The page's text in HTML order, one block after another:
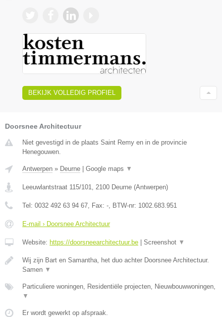
BEKIJK VOLLEDIG PROFIEL
Doorsnee Architectuur
Niet gevestigd in de plaats Saint Remy en in de provincie
Henegouwen.
Antwerpen » Deurne Google maps ▼
Leeuwlantstraat 115/101 2100 Deurne (Antwerpen)
Tel: 0032 492 63 94 67 , Fax: - , BTW-nr: 1002.683.951
E-mail › Doorsnee Architectuur
Website: https://doorsneearchitectuur.be Screenshot ▼
Wij zijn Bart en Samantha, het duo achter Doorsnee Architectuur.
Samen ▼
Particuliere woningen, Residentiële projecten, Nieuwbouwwoningen,
▼
Er wordt gewerkt op afspraak.